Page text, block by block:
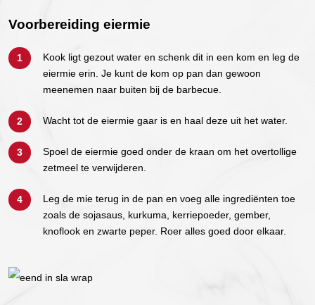
Voorbereiding eiermie
Kook ligt gezout water en schenk dit in een kom en leg de
eiermie erin. Je kunt de kom op pan dan gewoon
meenemen naar buiten bij de barbecue.
Wacht tot de eiermie gaar is en haal deze uit het water.
Spoel de eiermie goed onder de kraan om het overtollige
zetmeel te verwijderen.
Leg de mie terug in de pan en voeg alle ingrediënten toe
zoals de sojasaus, kurkuma, kerriepoeder, gember,
knoflook en zwarte peper. Roer alles goed door elkaar.